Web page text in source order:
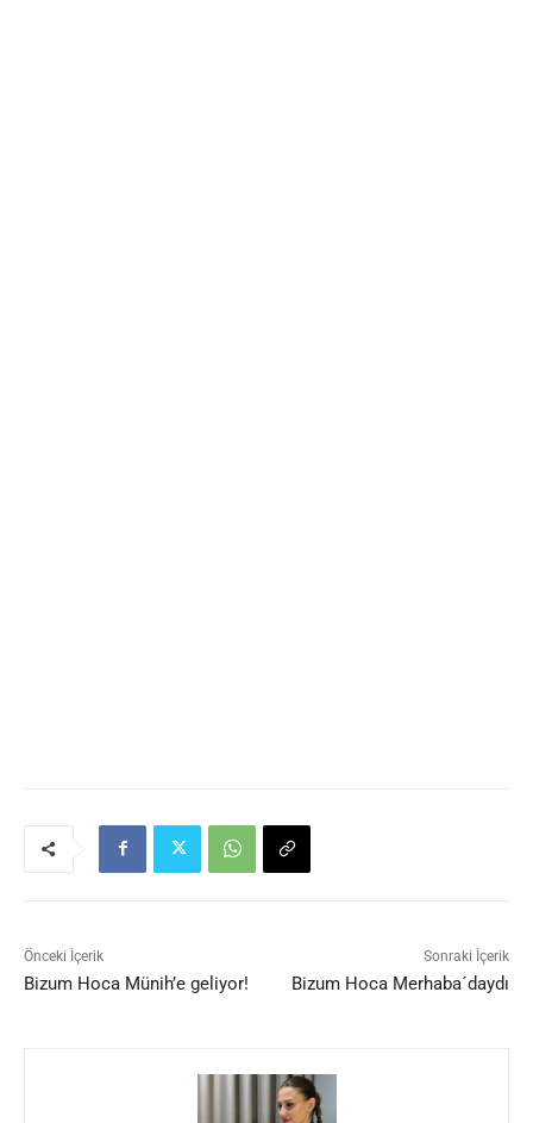
Önceki İçerik
Bizum Hoca Münih’e geliyor!
Sonraki İçerik
Bizum Hoca Merhaba´daydı